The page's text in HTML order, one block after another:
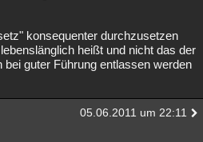
konsequenter durchzusetzen
heißt und nicht das der
bei guter Führung entlassen werden
05.06.2011 um 22:11